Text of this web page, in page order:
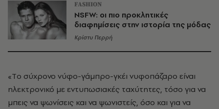
FASHION
NSFW: οι πιο προκλητικές
διαφημίσεις στην ιστορία της μόδας
Κρίστυ Περρή
«Tο σύχρονο νύφο-γάμπρο-γκέι νυφοπάζαρο είναι
ηλεκτρονικό με εντυπωσιακές ταχύτητες, τόσο για να
μπεις να ψωνίσεις και να ψωνιστείς, όσο και για να